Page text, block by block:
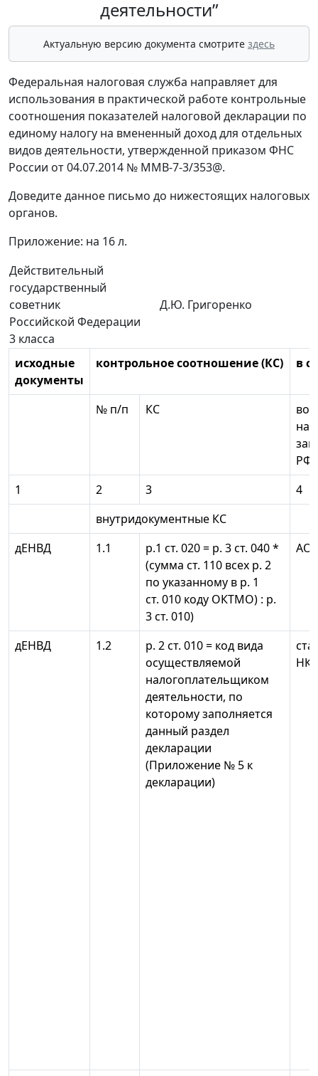
деятельности”
Актуальную версию документа смотрите здесь
Федеральная налоговая служба направляет для
использования в практической работе контрольные
соотношения показателей налоговой декларации по
единому налогу на вмененный доход для отдельных
видов деятельности, утвержденной приказом ФНС
России от 04.07.2014 № ММВ-7-3/353@.
Доведите данное письмо до нижестоящих налоговых
органов.
Приложение: на 16 л.
Действительный
государственный
советник
Российской Федерации
3 класса
Д.Ю. Григоренко
исходные
документы
контрольное соотношение (КС) в
№ п/п КС
РФ
1
2 3
4
внутридокументные КС
дЕНВД
1.1
р.1 ст. 020 = р. 3 ст. 040 *
(сумма ст. 110 всех р. 2
по указанному в р. 1
ст. 010 коду ОКТМО) : р.
3 ст. 010)
АО
дЕНВД 1.2
р. 2 ст. 010 = код вида
осуществляемой
налогоплательщиком
деятельности, по
которому заполняется
данный раздел
декларации
(Приложение № 5 к
декларации)
НК